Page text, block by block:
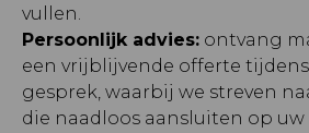
vullen.
Persoonlijk advies: ontvang
een vrijblijvende offerte
gesprek, waarbij we streven
die naadloos aansluiten op